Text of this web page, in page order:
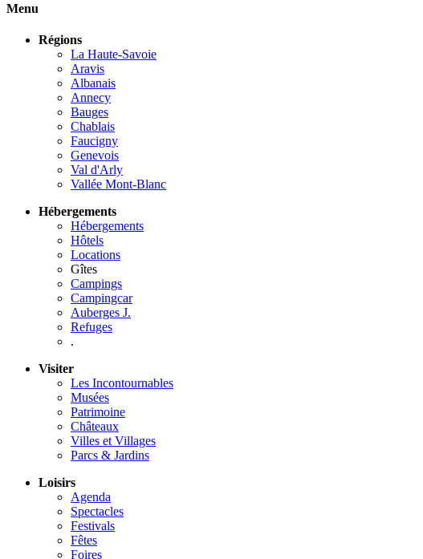
Menu
Régions
La Haute-Savoie
Aravis
Albanais
Annecy
Bauges
Chablais
Faucigny
Genevois
Val d'Arly
Vallée Mont-Blanc
Hébergements
Hébergements
Hôtels
Locations
Gîtes
Campings
Campingcar
Auberges J.
Refuges
.
Visiter
Les Incontournables
Musées
Patrimoine
Châteaux
Villes et Villages
Parcs & Jardins
Loisirs
Agenda
Spectacles
Festivals
Fêtes
Foires